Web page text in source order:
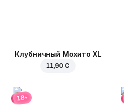
Клубничный Мохито XL
11,90 €
18+